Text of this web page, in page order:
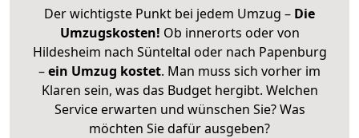
Der wichtigste Punkt bei jedem Umzug – Die
Umzugskosten! Ob innerorts oder von
Hildesheim nach Sünteltal oder nach Papenburg
–ein Umzug kostet. Man muss sich vorher im
Klaren sein, was das Budget hergibt. Welchen
Service erwarten und wünschen Sie? Was
möchten Sie dafür ausgeben?